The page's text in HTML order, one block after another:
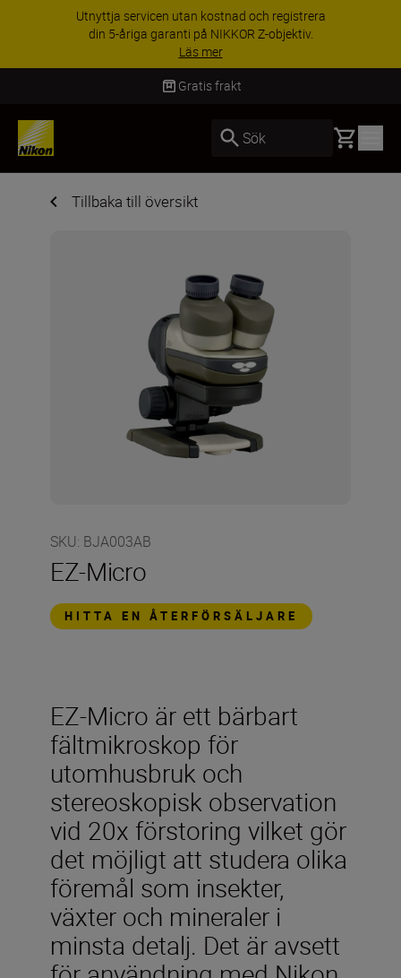
Utnyttja servicen utan kostnad och registrera
din 5-åriga garanti på NIKKOR Z-objektiv.
Läs mer
Gratis frakt
Sök Basket
Tillbaka till översikt
SKU: BJA003AB
EZ-Micro
HITTA EN ÅTERFÖRSÄLJARE
EZ-Micro är ett bärbart
fältmikroskop för
utomhusbruk och
stereoskopisk observation
vid 20x förstoring vilket gör
det möjligt att studera olika
föremål som insekter,
växter och mineraler i
minsta detalj. Det är avsett